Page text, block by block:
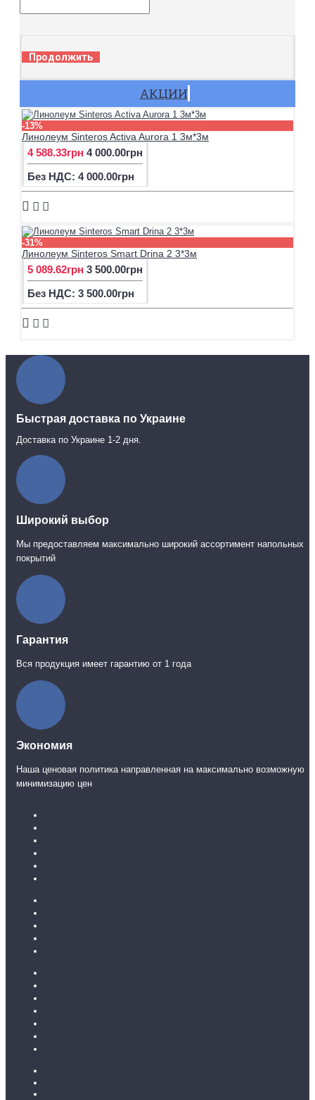
Продолжить
АКЦИИ
-13%
Линолеум Sinteros Activa Aurora 1 3м*3м
4 588.33грн 4 000.00грн
Без НДС: 4 000.00грн
-31%
Линолеум Sinteros Smart Drina 2 3*3м
5 089.62грн 3 500.00грн
Без НДС: 3 500.00грн
Быстрая доставка по Украине
Доставка по Украине 1-2 дня.
Широкий выбор
Мы предоставляем максимально широкий ассортимент напольных
покрытий
Гарантия
Вся продукция имеет гарантию от 1 года
Экономия
Наша ценовая политика направленная на максимально возможную
минимизацию цен